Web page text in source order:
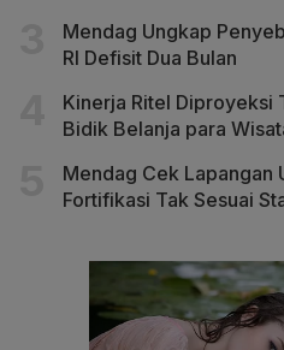
Mendag Ungkap
RI Defisit Dua Bulan
Kinerja Ritel Diproyeksi
Bidik Belanja para
Mendag Cek Lapangan
Fortifikasi Tak Sesuai